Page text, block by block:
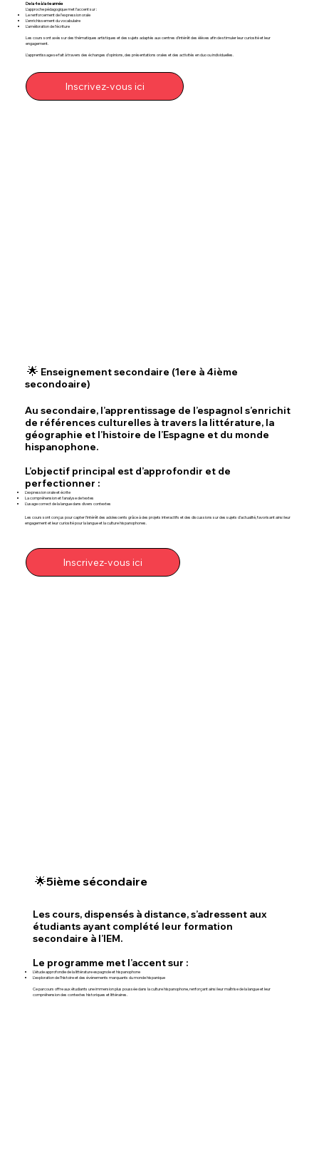
🌟5ième sécondaire
Les cours, dispensés à distance, s’adressent aux
étudiants ayant complété leur formation
secondaire à l’IEM.
Le programme met l’accent sur :
L’étude approfondie de la littérature espagnole et hispanophone
L’exploration de l’histoire et des événements marquants du monde hispanique
Ce parcours offre aux étudiants une immersion plus poussée dans la culture hispanophone, renforçant ainsi leur maîtrise de la langue et leur
compréhension des contextes historiques et littéraires.
🌟 Enseignement secondaire (1ere à 4ième
secondoaire)
Au secondaire, l’apprentissage de l’espagnol s’enrichit
de références culturelles à travers la littérature, la
géographie et l’histoire de l’Espagne et du monde
hispanophone.
L’objectif principal est d’approfondir et de
perfectionner :
L’expression orale et écrite
La compréhension et l’analyse de textes
L’usage correct de la langue dans divers contextes
Les cours sont conçus pour capter l’intérêt des adolescents grâce à des projets interactifs et des discussions sur des sujets d’actualité, favorisant ainsi leur
engagement et leur curiosité pour la langue et la culture hispanophones.
Inscrivez-vous ici
De la 4e à la 6e année
L’approche pédagogique met l’accent sur :
Le renforcement de l’expression orale
L’enrichissement du vocabulaire
L’amélioration de l’écriture
Les cours sont axés sur des thématiques artistiques et des sujets adaptés aux centres d’intérêt des élèves afin de stimuler leur curiosité et leur
engagement.
L’apprentissage se fait à travers des échanges d’opinions, des présentations orales et des activités en duo ou individuelles.
Inscrivez-vous ici